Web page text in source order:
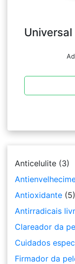
Anticelulite (3)
Antioxidante (5)
Antirradicais
Clareador da
Cuidados
Firmador da